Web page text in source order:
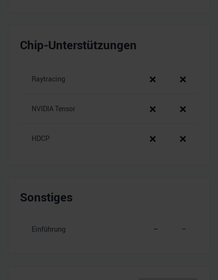
Chip-Unterstützungen
Raytracing ❌ ❌
NVIDIA Tensor ❌ ❌
HDCP ❌ ❌
Sonstiges
Einführung – –